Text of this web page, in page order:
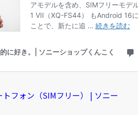
フォン（SIMフリー） | ソニー